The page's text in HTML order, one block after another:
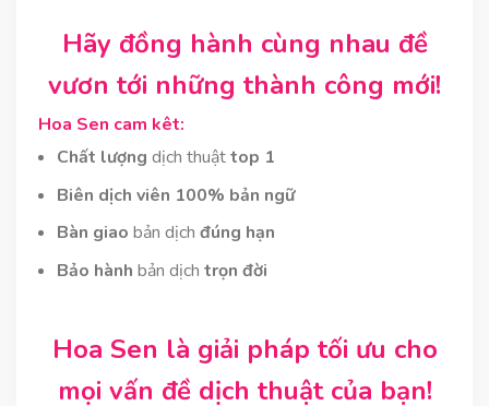
Hãy đồng hành cùng nhau đề
vươn tới những thành công mới!
Hoa Sen cam kêt:
Chất lượng dịch thuậttop 1
Biên dịch viên 100% bản ngữ
Bàn giao bản dịch đúng hạn
Bảo hành bản dịch trọn đời
Hoa Sen là giải pháp tối ưu cho
mọi vấn đề dịch thuật của bạn!